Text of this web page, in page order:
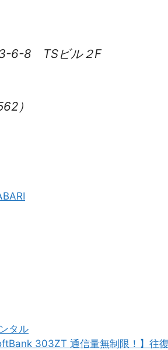
3-6-8 TSビル２F
）
タル
303ZT 通信量無制限！】往